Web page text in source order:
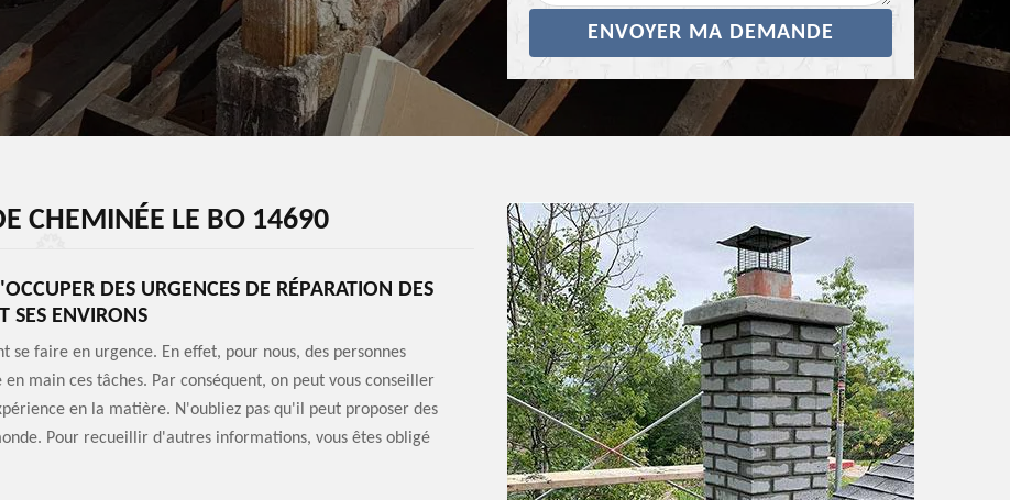
CHEMINÉE LE BO 14690
DES URGENCES DE RÉPARATION DES
SES ENVIRONS
se faire en urgence. En effet, pour nous, des personnes
main ces tâches. Par conséquent, on peut vous conseiller
en la matière. N'oubliez pas qu'il peut proposer des
Pour recueillir d'autres informations, vous êtes obligé